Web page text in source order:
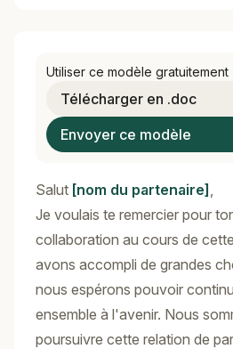
Utiliser ce modèle gratuitement
Télécharger en .doc
Envoyer ce modèle
Salut [nom du partenaire] ,
Je voulais te remercier pour
collaboration au cours de
avons accompli de grandes
nous espérons pouvoir
ensemble à l'avenir. Nous
poursuivre cette relation de